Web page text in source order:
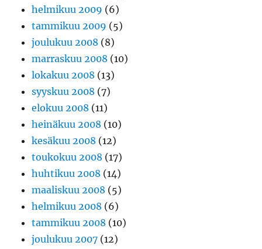
helmikuu 2009 (6)
tammikuu 2009 (5)
joulukuu 2008 (8)
marraskuu 2008 (10)
lokakuu 2008 (13)
syyskuu 2008 (7)
elokuu 2008 (11)
heinäkuu 2008 (10)
kesäkuu 2008 (12)
toukokuu 2008 (17)
huhtikuu 2008 (14)
maaliskuu 2008 (5)
helmikuu 2008 (6)
tammikuu 2008 (10)
joulukuu 2007 (12)